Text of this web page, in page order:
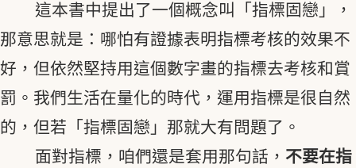
這本書中提出了一個概念叫「指標固戀」，
那意思就是：哪怕有證據表明指標考核的效果不
好，但依然堅持用這個數字畫的指標去考核和賞
罰。我們生活在量化的時代，運用指標是很自然
的，但若「指標固戀」那就大有問題了。
面對指標，咱們還是套用那句話， 不要在指